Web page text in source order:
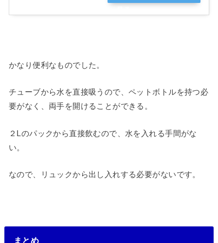
かなり便利なものでした。
チューブから水を直接吸うので、ペットボトルを持つ必
要がなく、両手を開けることができる。
２Lのパックから直接飲むので、水を入れる手間がな
い。
なので、リュックから出し入れする必要がないです。
まとめ